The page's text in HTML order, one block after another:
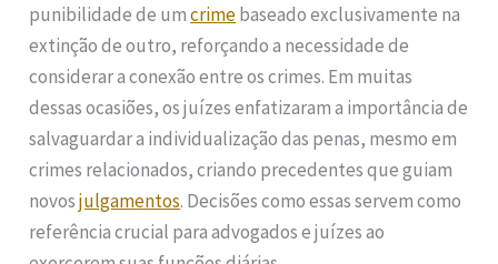
punibilidade de umcrimebaseado exclusivamente na
extinção de outro, reforçando a necessidade de
considerar a conexão entre os crimes. Em muitas
dessas ocasiões, os juízes enfatizaram a importância de
salvaguardar a individualização das penas, mesmo em
crimes relacionados, criando precedentes que guiam
novosjulgamentos. Decisões como essas servem como
referência crucial para advogados e juízes ao